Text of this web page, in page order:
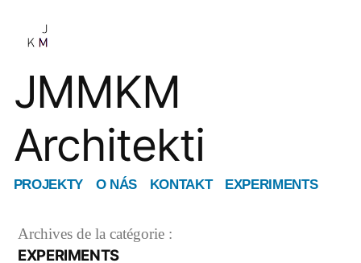
JMMKM
Architekti
PROJEKTY O NÁS KONTAKT EXPERIMENTS
Archives de la catégorie :
EXPERIMENTS